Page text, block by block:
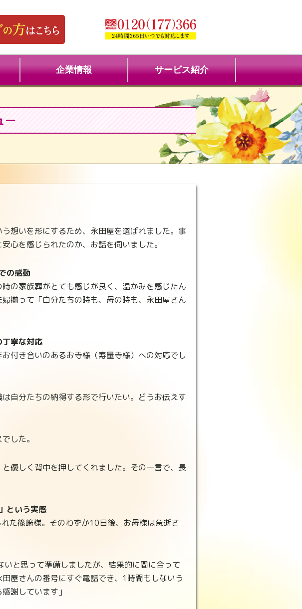
企業情報 サービス紹介
ー
想いを形にするため、永田屋を選ばれました。事
心を感じられたのか、お話を伺いました。
の感動
の家族葬がとても感じが良く、温かみを感じたん
揃って「自分たちの時も、母の時も、永田屋さん
寧な対応
付き合いのあるお寺様（寿量寺様）への対応でし
自分たちの納得する形で行いたい。どうお伝えす
した。
優しく背中を押してくれました。その一言で、長
という実感
た篠﨑様。そのわずか10日後、お母様は急逝さ
と思って準備しましたが、結果的に間に合って
屋さんの番号にすぐ電話でき、1時間もしないう
謝しています」